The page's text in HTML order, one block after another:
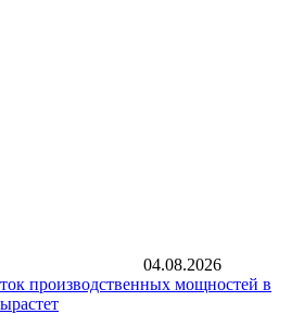
04.08.2026
производственных мощностей в